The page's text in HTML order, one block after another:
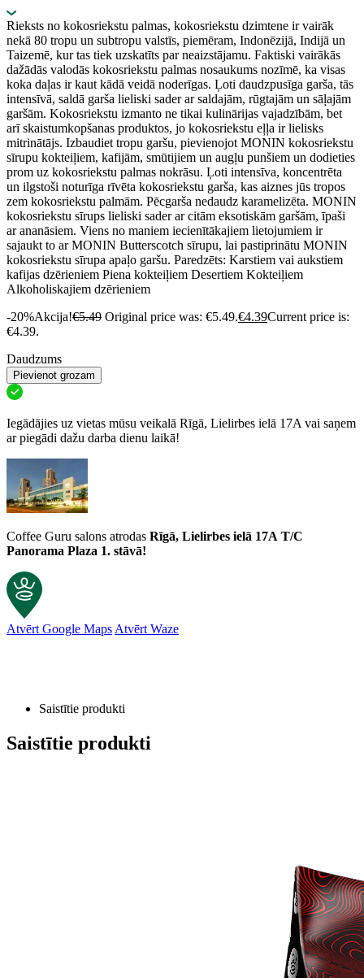
Rieksts no kokosriekstu palmas, kokosriekstu dzimtene ir vairāk
nekā 80 tropu un subtropu valstīs, piemēram, Indonēzijā, Indijā un
Taizemē, kur tas tiek uzskatīts par neaizstājamu. Faktiski vairākās
dažādās valodās kokosriekstu palmas nosaukums nozīmē, ka visas
koka daļas ir kaut kādā veidā noderīgas. Ļoti daudzpusīga garša, tās
intensīvā, saldā garša lieliski sader ar saldajām, rūgtajām un sāļajām
garšām. Kokosriekstu izmanto ne tikai kulinārijas vajadzībām, bet
arī skaistumkopšanas produktos, jo kokosriekstu eļļa ir lielisks
mitrinātājs. Izbaudiet tropu garšu, pievienojot MONIN kokosriekstu
sīrupu kokteiļiem, kafijām, smūtijiem un augļu punšiem un dodieties
prom uz kokosriekstu palmas nokrāsu. Ļoti intensīva, koncentrēta
un ilgstoši noturīga rīvēta kokosriekstu garša, kas aiznes jūs tropos
zem kokosriekstu palmām. Pēcgarša nedaudz karamelizēta. MONIN
kokosriekstu sīrups lieliski sader ar citām eksotiskām garšām, īpaši
ar ananāsiem. Viens no maniem iecienītākajiem lietojumiem ir
sajaukt to ar MONIN Butterscotch sīrupu, lai pastiprinātu MONIN
kokosriekstu sīrupa apaļo garšu. Paredzēts: Karstiem vai aukstiem
kafijas dzērieniem Piena kokteiļiem Desertiem Kokteiļiem
Alkoholiskajiem dzērieniem
-20%Akcija!€5.49 Original price was: €5.49.€4.39Current price is:
€4.39.
Daudzums
Pievienot grozam
Iegādājies uz vietas mūsu veikalā Rīgā, Lielirbes ielā 17A vai saņem
ar piegādi dažu darba dienu laikā!
Coffee Guru salons atrodas Rīgā, Lielirbes ielā 17A T/C
Panorama Plaza 1. stāvā!
Atvērt Google Maps Atvērt Waze
Saistītie produkti
Saistītie produkti